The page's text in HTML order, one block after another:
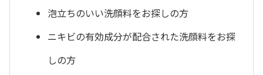
泡立ちのいい洗顔料をお探しの方
ニキビの有効成分が配合された洗顔料をお探
しの方